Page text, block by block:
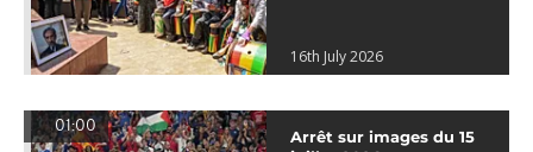
16th July 2026
01:00
Arrêt sur images du 15